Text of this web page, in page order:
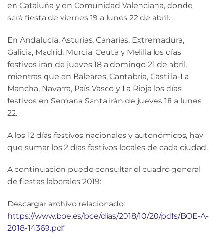
en Cataluña y en Comunidad Valenciana, donde
será fiesta de viernes 19 a lunes 22 de abril.
En Andalucía, Asturias, Canarias, Extremadura,
Galicia, Madrid, Murcia, Ceuta y Melilla los días
festivos irán de jueves 18 a domingo 21 de abril,
mientras que en Baleares, Cantabria, Castilla-La
Mancha, Navarra, País Vasco y La Rioja los días
festivos en Semana Santa irán de jueves 18 a lunes
22.
A los 12 días festivos nacionales y autonómicos, hay
que sumar los 2 días festivos locales de cada ciudad.
A continuación puede consultar el cuadro general
de fiestas laborales 2019:
Descargar archivo relacionado:
https://www.boe.es/boe/dias/2018/10/20/pdfs/BOE-A-
2018-14369.pdf